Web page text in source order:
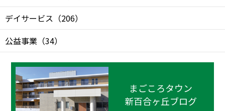
デイサービス （206）
公益事業 （34）
まごころタウン
新百合ヶ丘ブログ